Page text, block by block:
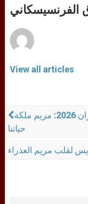
p
p e k
الفرنسيسكاني
View all articles
عناوين نشرة يوم الثلاثاء 2 حزيران 2026: مريم ملكة
حياتنا
لقلب مريم العذراء